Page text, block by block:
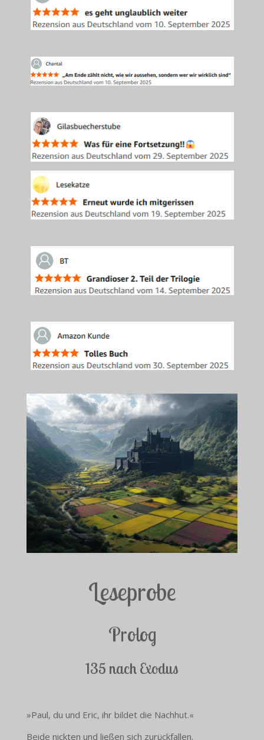
Leseprobe
Prolog
135 nach Exodus
»Paul, du und Eric, ihr bildet die Nachhut.«
Beide nickten und ließen sich zurückfallen.